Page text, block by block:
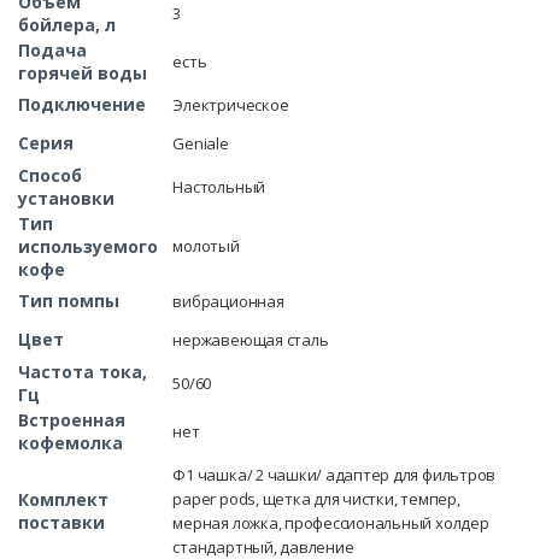
бойлера, л
3
Подача
горячей воды
есть
Подключение Электрическое
Серия Geniale
Способ
установки
Настольный
Тип
используемого
кофе
молотый
Тип помпы вибрационная
Цвет нержавеющая сталь
Частота тока,
Гц
50/60
Встроенная
кофемолка
нет
Комплект
поставки
Ф1 чашка/ 2 чашки/ адаптер для фильтров
paper pods, щетка для чистки, темпер,
мерная ложка, профессиональный холдер
стандартный, давление